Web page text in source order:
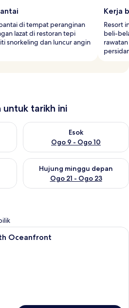
di tempat peranginan
lazat di restoran tepi
snorkeling dan luncur angin
Kerja
Resort
beli-
untuk tarikh ini
ini Ogo 8 - Ogo 9
Esok
Ogo 9 - Ogo 10
Semak ketersediaan untuk
hujung minggu ini Ogo 14 - Ogo 16
Hujung minggu depan
Ogo 21 - Ogo 23
Semak ketersediaan untuk
Peti besi dalam bilik, meja, ruang
Oceanfront